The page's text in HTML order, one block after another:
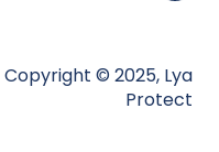
Copyright © 2025, Lya
Protect